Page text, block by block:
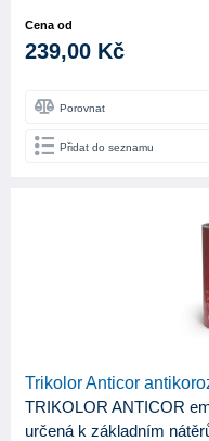
ODSTÍN LESKU
Satin
Cena od
239,00 Kč
Porovnat
Přidat do seznamu
Trikolor Anticor
TRIKOLOR ANTICOR
určená k základním